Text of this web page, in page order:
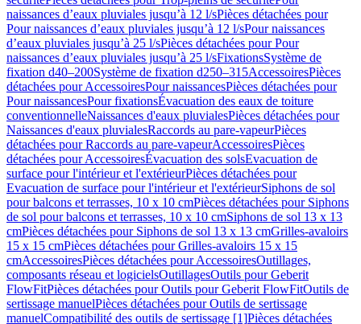
naissances d’eaux pluviales jusqu’à 12 l/sPièces détachées pour
Pour naissances d’eaux pluviales jusqu’à 12 l/sPour naissances
d’eaux pluviales jusqu’à 25 l/sPièces détachées pour Pour
naissances d’eaux pluviales jusqu’à 25 l/sFixationsSystème de
fixation d40–200Système de fixation d250–315AccessoiresPièces
détachées pour AccessoiresPour naissancesPièces détachées pour
Pour naissancesPour fixationsÉvacuation des eaux de toiture
conventionnelleNaissances d'eaux pluvialesPièces détachées pour
Naissances d'eaux pluvialesRaccords au pare-vapeurPièces
détachées pour Raccords au pare-vapeurAccessoiresPièces
détachées pour AccessoiresÉvacuation des solsEvacuation de
surface pour l'intérieur et l'extérieurPièces détachées pour
Evacuation de surface pour l'intérieur et l'extérieurSiphons de sol
pour balcons et terrasses, 10 x 10 cmPièces détachées pour Siphons
de sol pour balcons et terrasses, 10 x 10 cmSiphons de sol 13 x 13
cmPièces détachées pour Siphons de sol 13 x 13 cmGrilles-avaloirs
15 x 15 cmPièces détachées pour Grilles-avaloirs 15 x 15
cmAccessoiresPièces détachées pour AccessoiresOutillages,
composants réseau et logicielsOutillagesOutils pour Geberit
FlowFitPièces détachées pour Outils pour Geberit FlowFitOutils de
sertissage manuelPièces détachées pour Outils de sertissage
manuelCompatibilité des outils de sertissage [1]Pièces détachées